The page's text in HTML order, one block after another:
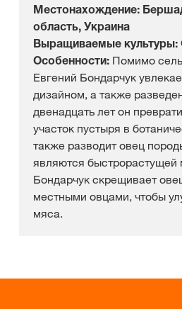
Местонахождение:
область, Украина
Выращиваемые культуры:
Особенности: Помимо
Евгений Бондарчук
дизайном, а также
двенадцать лет он
участок пустыря в
также разводит овец
являются быстрорастущей
Бондарчук скрещивает
местными овцами, чтобы
мяса.